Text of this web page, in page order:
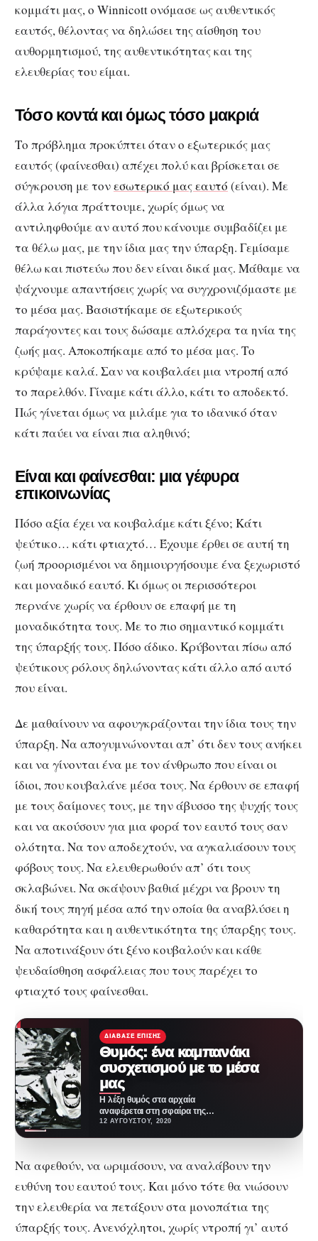
κομμάτι μας, ο Winnicott ονόμασε ως αυθεντικός
εαυτός, θέλοντας να δηλώσει της αίσθηση του
αυθορμητισμού, της αυθεντικότητας και της
ελευθερίας του είμαι.
Τόσο κοντά και όμως τόσο μακριά
Το πρόβλημα προκύπτει όταν ο εξωτερικός μας
εαυτός (φαίνεσθαι) απέχει πολύ και βρίσκεται σε
σύγκρουση με τονεσωτερικό μας εαυτό (είναι). Με
άλλα λόγια πράττουμε, χωρίς όμως να
αντιληφθούμε αν αυτό που κάνουμε συμβαδίζει με
τα θέλω μας, με την ίδια μας την ύπαρξη. Γεμίσαμε
θέλω και πιστεύω που δεν είναι δικά μας. Μάθαμε να
ψάχνουμε απαντήσεις χωρίς να συγχρονιζόμαστε με
το μέσα μας. Βασιστήκαμε σε εξωτερικούς
παράγοντες και τους δώσαμε απλόχερα τα ηνία της
ζωής μας. Αποκοπήκαμε από το μέσα μας. Το
κρύψαμε καλά. Σαν να κουβαλάει μια ντροπή από
το παρελθόν. Γίναμε κάτι άλλο, κάτι το αποδεκτό.
Πώς γίνεται όμως να μιλάμε για το ιδανικό όταν
κάτι παύει να είναι πια αληθινό;
Είναι και φαίνεσθαι: μια γέφυρα
επικοινωνίας
Πόσο αξία έχει να κουβαλάμε κάτι ξένο; Kάτι
ψεύτικο… κάτι φτιαχτό… Έχουμε έρθει σε αυτή τη
ζωή προορισμένοι να δημιουργήσουμε ένα ξεχωριστό
και μοναδικό εαυτό. Κι όμως οι περισσότεροι
περνάνε χωρίς να έρθουν σε επαφή με τη
μοναδικότητα τους. Με το πιο σημαντικό κομμάτι
της ύπαρξής τους. Πόσο άδικο. Κρύβονται πίσω από
ψεύτικους ρόλους δηλώνοντας κάτι άλλο από αυτό
που είναι.
Δε μαθαίνουν να αφουγκράζονται την ίδια τους την
ύπαρξη. Να απογυμνώνονται απ’ ότι δεν τους ανήκει
και να γίνονται ένα με τον άνθρωπο που είναι οι
ίδιοι, που κουβαλάνε μέσα τους. Να έρθουν σε επαφή
με τους δαίμονες τους, με την άβυσσο της ψυχής τους
και να ακούσουν για μια φορά τον εαυτό τους σαν
ολότητα. Να τον αποδεχτούν, να αγκαλιάσουν τους
φόβους τους. Να ελευθερωθούν απ’ ότι τους
σκλαβώνει. Να σκάψουν βαθιά μέχρι να βρουν τη
δική τους πηγή μέσα από την οποία θα αναβλύσει η
καθαρότητα και η αυθεντικότητα της ύπαρξης τους.
Να αποτινάξουν ότι ξένο κουβαλούν και κάθε
ψευδαίσθηση ασφάλειας που τους παρέχει το
φτιαχτό τους φαίνεσθαι.
ΔΙΆΒΑΣΕ ΕΠΊΣΗΣ
Θυμός: ένα καμπανάκι
συσχετισμού με το μέσα
μας
Η λέξη θυμός στα αρχαία
αναφέρεται στη σφαίρα της
ψυχής που περικλείει το
12 ΑΥΓΟΎΣΤΟΥ, 2020
Να αφεθούν, να ωριμάσουν, να αναλάβουν την
ευθύνη του εαυτού τους. Και μόνο τότε θα νιώσουν
την ελευθερία να πετάξουν στα μονοπάτια της
ύπαρξής τους. Ανενόχλητοι, χωρίς ντροπή γι’ αυτό